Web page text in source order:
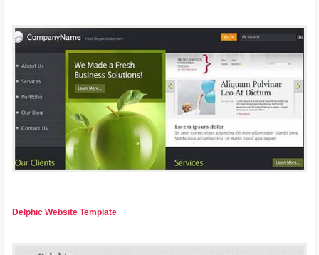
Delphic Website Template